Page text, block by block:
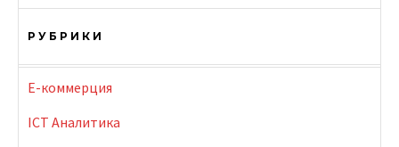
РУБРИКИ
E-коммерция
ICT Аналитика